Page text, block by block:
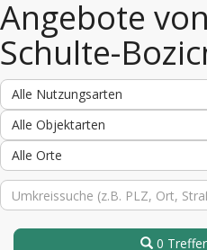
Angebote
Schulte-
Alle Nutzungsarten
Alle Objektarten
Alle Orte
0